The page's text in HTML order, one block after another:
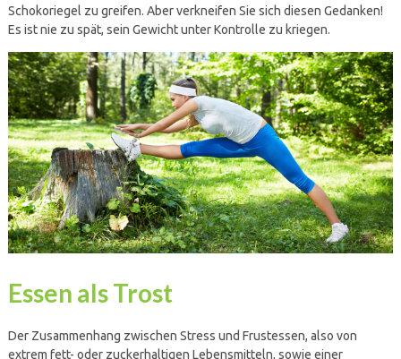
Schokoriegel zu greifen. Aber verkneifen Sie sich diesen Gedanken!
Es ist nie zu spät, sein Gewicht unter Kontrolle zu kriegen.
Essen als Trost
Der Zusammenhang zwischen Stress und Frustessen, also von
extrem fett- oder zuckerhaltigen Lebensmitteln, sowie einer